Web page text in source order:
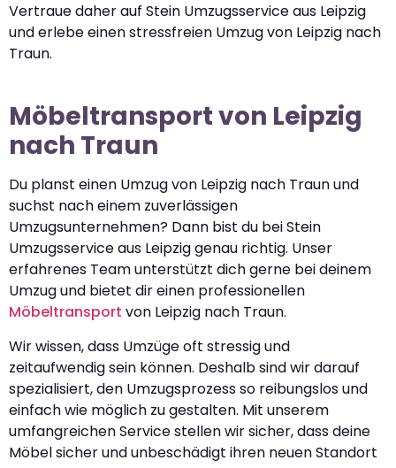
Vertraue daher auf Stein Umzugsservice aus Leipzig
und erlebe einen stressfreien Umzug von Leipzig nach
Traun.
Möbeltransport von Leipzig
nach Traun
Du planst einen Umzug von Leipzig nach Traun und
suchst nach einem zuverlässigen
Umzugsunternehmen? Dann bist du bei Stein
Umzugsservice aus Leipzig genau richtig. Unser
erfahrenes Team unterstützt dich gerne bei deinem
Umzug und bietet dir einen professionellen
Möbeltransport von Leipzig nach Traun.
Wir wissen, dass Umzüge oft stressig und
zeitaufwendig sein können. Deshalb sind wir darauf
spezialisiert, den Umzugsprozess so reibungslos und
einfach wie möglich zu gestalten. Mit unserem
umfangreichen Service stellen wir sicher, dass deine
Möbel sicher und unbeschädigt ihren neuen Standort